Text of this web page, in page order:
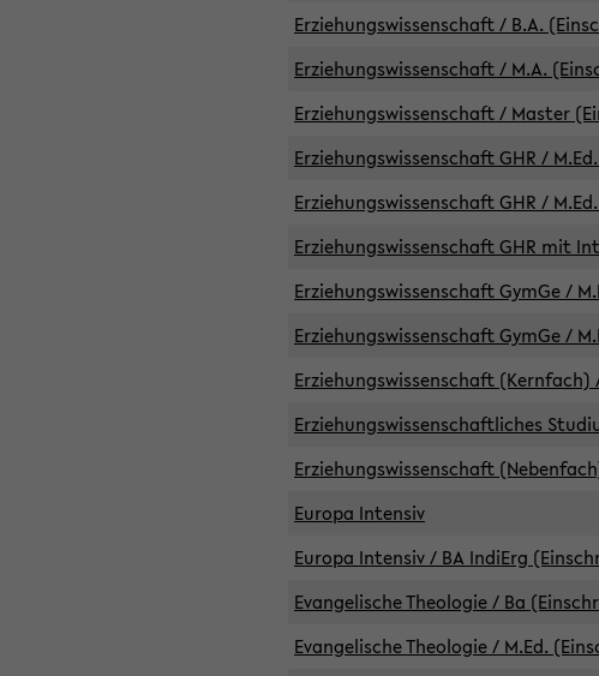
Erziehungswissenschaft / B.A.
Erziehungswissenschaft / M.A.
Erziehungswissenschaft / Master
Erziehungswissenschaft GHR /
Erziehungswissenschaft GHR /
Erziehungswissenschaft GHR mit
Erziehungswissenschaft GymGe /
Erziehungswissenschaft GymGe /
Erziehungswissenschaft (Kernfach)
Erziehungswissenschaftliches
Erziehungswissenschaft
Europa Intensiv
Europa Intensiv / BA IndiErg
Evangelische Theologie / Ba
Evangelische Theologie / M.Ed.